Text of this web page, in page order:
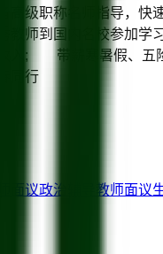
高级职称名师指导，
秀教师到国内名校参
收入; 带薪寒暑假、
同行
面议政治辅导教师面议